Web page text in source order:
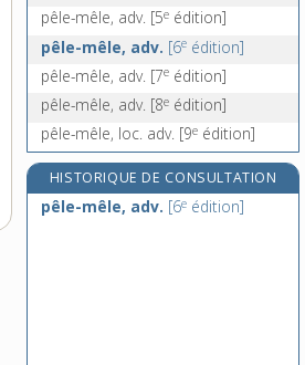
pêle-mêle, adv. [5e édition]
pêle-mêle, adv. [6e édition]
pêle-mêle, adv. [7e édition]
pêle-mêle, adv. [8e édition]
pêle-mêle, loc. adv. [9e édition]
HISTORIQUE DE CONSULTATION
pêle-mêle, adv. [6e édition]